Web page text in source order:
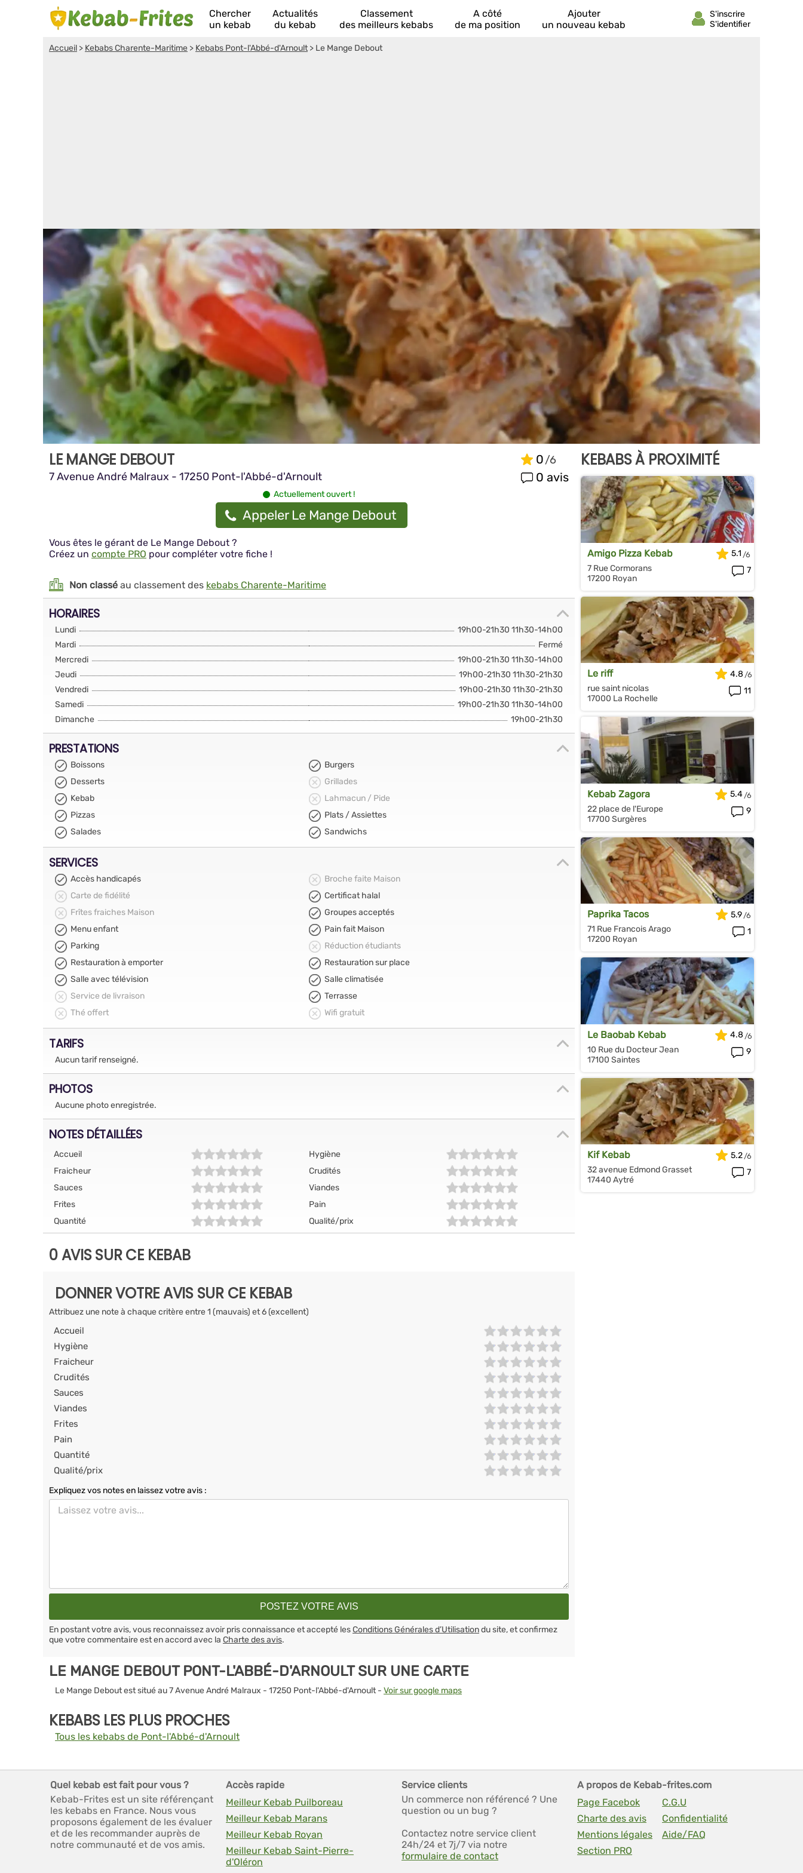
Chercher
un kebab
Actualités
du kebab
Classement
des meilleurs kebabs
A côté
de ma position
Ajouter
un nouveau kebab
Accueil > Kebabs Charente-Maritime > Kebabs Pont-l'Abbé-d'Arnoult> Le Mange Debout
LE MANGE DEBOUT
7 Avenue André Malraux - 17250 Pont-l'Abbé-d'Arnoult
0
0 avis
Actuellement ouvert !
Appeler Le Mange Debout
Vous êtes le gérant de Le Mange Debout ?
Créez un compte PRO pour compléter votre fiche !
Non classé au classement des kebabs Charente-Maritime
HORAIRES
Lundi
19h00-21h30 11h30-14h00
Mardi
Fermé
Mercredi
19h00-21h30 11h30-14h00
Jeudi
19h00-21h30 11h30-21h30
Vendredi
19h00-21h30 11h30-21h30
Samedi
19h00-21h30 11h30-14h00
Dimanche
19h00-21h30
PRESTATIONS
Boissons
Burgers
Desserts
Grillades
Kebab
Lahmacun / Pide
Pizzas
Plats / Assiettes
Salades
Sandwichs
SERVICES
Accès handicapés
Broche faite Maison
Carte de fidélité
Certificat halal
Frîtes fraiches Maison
Groupes acceptés
Menu enfant
Pain fait Maison
Parking
Réduction étudiants
Restauration à emporter
Restauration sur place
Salle avec télévision
Salle climatisée
Service de livraison
Terrasse
Thé offert
Wifi gratuit
TARIFS
Aucun tarif renseigné.
PHOTOS
Aucune photo enregistrée.
NOTES DÉTAILLÉES
Accueil
Hygiène
Fraicheur
Crudités
Sauces
Viandes
Frites
Pain
Quantité
Qualité/prix
0 AVIS SUR CE KEBAB
DONNER VOTRE AVIS SUR CE KEBAB
Attribuez une note à chaque critère entre 1 (mauvais) et 6 (excellent)
Accueil
Hygiène
Fraicheur
Crudités
Sauces
Viandes
Frites
Pain
Quantité
Qualité/prix
Expliquez vos notes en laissez votre avis :
En postant votre avis, vous reconnaissez avoir pris connaissance et accepté lesConditions Générales d’Utilisationdu site, et confirmez
que votre commentaire est en accord avec la Charte des avis.
LE MANGE DEBOUT PONT-L'ABBÉ-D'ARNOULT SUR UNE CARTE
Le Mange Debout est situé au 7 Avenue André Malraux - 17250 Pont-l'Abbé-d'Arnoult - Voir sur google maps
KEBABS LES PLUS PROCHES
Tous les kebabs de Pont-l'Abbé-d'Arnoult
KEBABS À PROXIMITÉ
Amigo Pizza Kebab
7 Rue Cormorans
17200 Royan
5.1
7
Le riff
rue saint nicolas
17000 La Rochelle
4.8
11
Kebab Zagora
22 place de l'Europe
17700 Surgères
5.4
9
Paprika Tacos
71 Rue Francois Arago
17200 Royan
5.9
1
Le Baobab Kebab
10 Rue du Docteur Jean
17100 Saintes
4.8
9
Kif Kebab
32 avenue Edmond Grasset
17440 Aytré
5.2
7
Quel kebab est fait pour vous ?
Kebab-Frites est un site référençant
les kebabs en France. Nous vous
proposons également de les évaluer
et de les recommander auprès de
notre communauté et de vos amis.
Accès rapide
Meilleur Kebab Puilboreau
Meilleur Kebab Marans
Meilleur Kebab Royan
Meilleur Kebab Saint-Pierre-
d'Oléron
Service clients
Un commerce non référencé ? Une
question ou un bug ?
Contactez notre service client
24h/24 et 7j/7 via notre
formulaire de contact
A propos de Kebab-frites.com
Page Facebok
C.G.U
Charte des avis
Confidentialité
Mentions légales
Aide/FAQ
Section PRO